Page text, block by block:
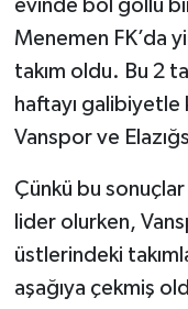
evinde bol gollü
Menemen FK’da
takım oldu. Bu 2
haftayı
Vanspor ve
Çünkü bu
lider olurken,
üstlerindeki
aşağıya çekmiş